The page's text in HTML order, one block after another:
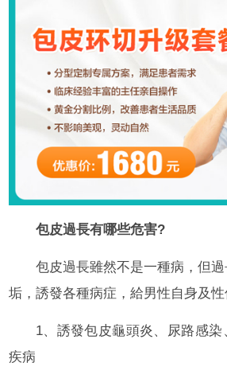
包皮過長有哪些危害?
包皮過長雖然不是一種病，但
垢，誘發各種病症，給男性自身及性
1、誘發包皮龜頭炎、尿路感
疾病